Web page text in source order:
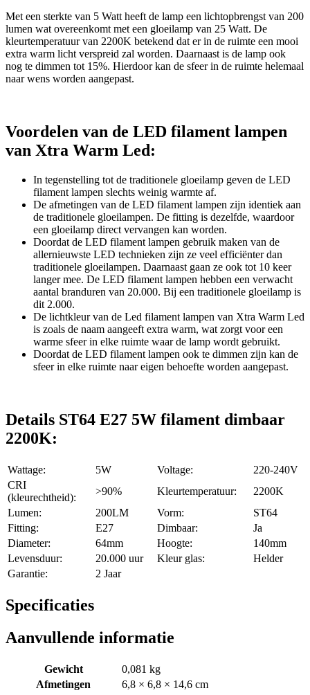
Met een sterkte van 5 Watt heeft de lamp een lichtopbrengst van 200
lumen wat overeenkomt met een gloeilamp van 25 Watt. De
kleurtemperatuur van 2200K betekend dat er in de ruimte een mooi
extra warm licht verspreid zal worden. Daarnaast is de lamp ook
nog te dimmen tot 15%. Hierdoor kan de sfeer in de ruimte helemaal
naar wens worden aangepast.
Voordelen van de LED filament lampen
van Xtra Warm Led:
In tegenstelling tot de traditionele gloeilamp geven de LED
filament lampen slechts weinig warmte af.
De afmetingen van de LED filament lampen zijn identiek aan
de traditionele gloeilampen. De fitting is dezelfde, waardoor
een gloeilamp direct vervangen kan worden.
Doordat de LED filament lampen gebruik maken van de
allernieuwste LED technieken zijn ze veel efficiënter dan
traditionele gloeilampen. Daarnaast gaan ze ook tot 10 keer
langer mee. De LED filament lampen hebben een verwacht
aantal branduren van 20.000. Bij een traditionele gloeilamp is
dit 2.000.
De lichtkleur van de Led filament lampen van Xtra Warm Led
is zoals de naam aangeeft extra warm, wat zorgt voor een
warme sfeer in elke ruimte waar de lamp wordt gebruikt.
Doordat de LED filament lampen ook te dimmen zijn kan de
sfeer in elke ruimte naar eigen behoefte worden aangepast.
Details ST64 E27 5W filament dimbaar
2200K:
Wattage: 5W Voltage:
220-240V
CRI
(kleurechtheid):
>90% Kleurtemperatuur:
2200K
Lumen:
200LM Vorm:
ST64
Fitting:
E27 Dimbaar:
Ja
Diameter:
64mm Hoogte:
140mm
Levensduur:
20.000 uur Kleur glas:
Helder
Garantie:
2 Jaar
Specificaties
Aanvullende informatie
Gewicht
0,081 kg
Afmetingen
6,8 × 6,8 × 14,6 cm